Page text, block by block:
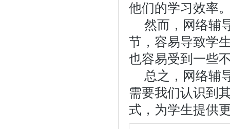
他们的学习效率
然而，网络辅
节，容易导致学
也容易受到一些
总之，网络辅
需要我们认识到
式，为学生提供